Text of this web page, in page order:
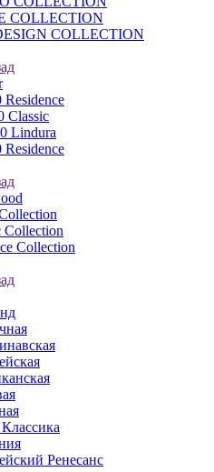
COLLECTION
COLLECTION
Residence
Classic
Lindura
Residence
Collection
Collection
Ренесанс